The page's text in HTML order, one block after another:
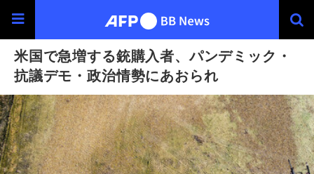
米国で急増する銃購入者、パンデミック・
抗議デモ・政治情勢にあおられ